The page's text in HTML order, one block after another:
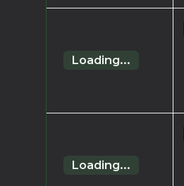
Loading...
Loading...